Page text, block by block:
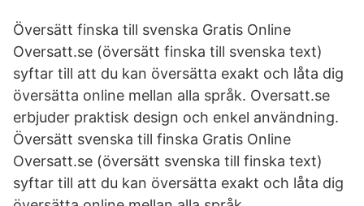
Översätt finska till svenska Gratis Online
Oversatt.se (översätt finska till svenska text)
syftar till att du kan översätta exakt och låta dig
översätta online mellan alla språk. Oversatt.se
erbjuder praktisk design och enkel användning.
Översätt svenska till finska Gratis Online
Oversatt.se (översätt svenska till finska text)
syftar till att du kan översätta exakt och låta dig